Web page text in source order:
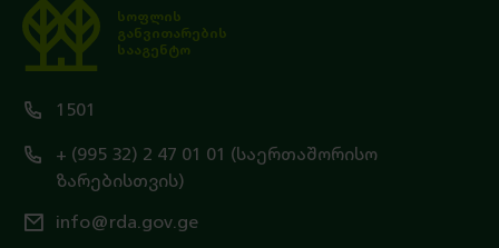
სოფლის
განვითარების
სააგენტო
1501
+ (995 32) 2 47 01 01 (საერთაშორისო
ზარებისთვის)
info@rda.gov.ge